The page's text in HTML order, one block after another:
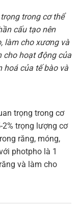
trong cơ thể
cấu tạo nên
làm cho xương và
cho hoạt động của
hoá của tế bào và
trọng trong cơ
2% trọng lượng cơ
răng, móng,
photpho là 1
và làm cho